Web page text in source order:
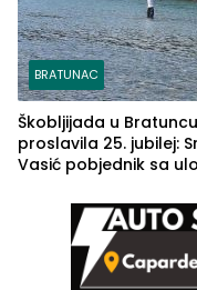
BRATUNAC
Škobljijada u Bratuncu
proslavila 25. jubilej:
Vasić pobjednik sa